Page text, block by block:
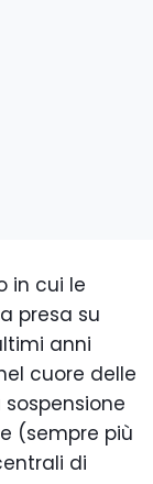
in cui le
presa su
anni
cuore delle
(sempre più
di